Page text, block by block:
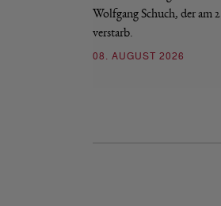
Wolfgang Schuch, der am
verstarb.
08. AUGUST 2026